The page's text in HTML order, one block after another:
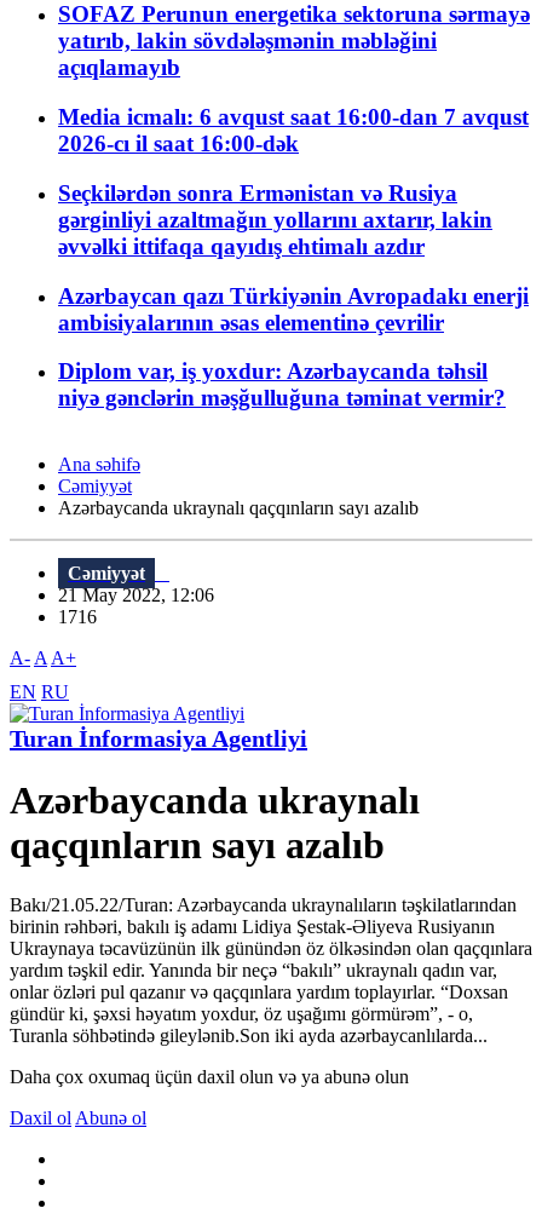
SOFAZ Perunun energetika sektoruna sərmayə
yatırıb, lakin sövdələşmənin məbləğini
açıqlamayıb
Media icmalı: 6 avqust saat 16:00-dan 7 avqust
2026-cı il saat 16:00-dək
Seçkilərdən sonra Ermənistan və Rusiya
gərginliyi azaltmağın yollarını axtarır, lakin
əvvəlki ittifaqa qayıdış ehtimalı azdır
Azərbaycan qazı Türkiyənin Avropadakı enerji
ambisiyalarının əsas elementinə çevrilir
Diplom var, iş yoxdur: Azərbaycanda təhsil
niyə gənclərin məşğulluğuna təminat vermir?
Ana səhifə
Cəmiyyət
Azərbaycanda ukraynalı qaçqınların sayı azalıb
Cəmiyyət
21 May 2022, 12:06
1716
A- A A+
EN RU
Turan İnformasiya Agentliyi
Azərbaycanda ukraynalı
qaçqınların sayı azalıb
Bakı/21.05.22/Turan: Azərbaycanda ukraynalıların təşkilatlarından
birinin rəhbəri, bakılı iş adamı Lidiya Şestak-Əliyeva Rusiyanın
Ukraynaya təcavüzünün ilk günündən öz ölkəsindən olan qaçqınlara
yardım təşkil edir. Yanında bir neçə “bakılı” ukraynalı qadın var,
onlar özləri pul qazanır və qaçqınlara yardım toplayırlar. “Doxsan
gündür ki, şəxsi həyatım yoxdur, öz uşağımı görmürəm”, - o,
Turanla söhbətində gileylənib.Son iki ayda azərbaycanlılarda...
Daha çox oxumaq üçün daxil olun və ya abunə olun
Daxil ol Abunə ol